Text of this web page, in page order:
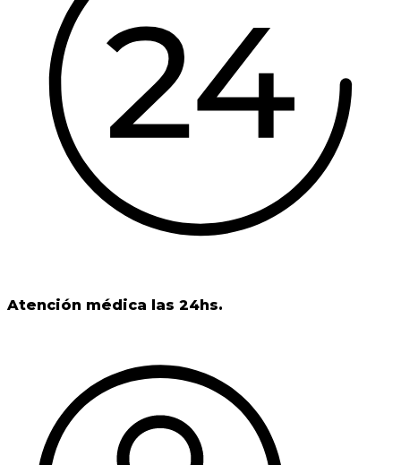
Atención médica las 24hs.